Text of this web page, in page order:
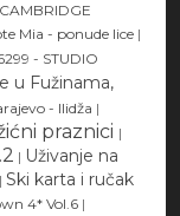
CAMBRIDGE
Mia - ponude lice |
- STUDIO
u Fužinama,
- Ilidža |
praznici |
| Uživanje na
| Ski karta i ručak
4* Vol.6 |